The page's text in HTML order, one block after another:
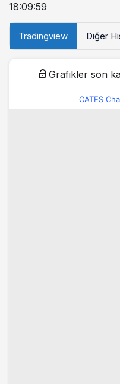
18:09:59
Tradingview Diğer
Grafikler son
CATES